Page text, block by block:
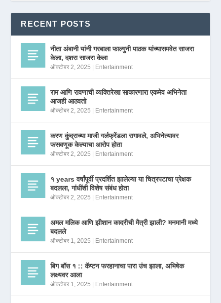
RECENT POSTS
नीता अंबानी यांनी गरबाला फाल्गुनी पाठक यांच्यासमवेत साजरा
केला, दशरा साजरा केला
ऑक्टोबर 2, 2025 | Entertainment
राम आणि रावणाची व्यक्तिरेखा साकारणारा एकमेव अभिनेता
आजही आठवतो
ऑक्टोबर 2, 2025 | Entertainment
करण कुंद्राच्या माजी गर्लफ्रेंडला रागावले, अभिनेत्यावर
फसवणूक केल्याचा आरोप होता
ऑक्टोबर 2, 2025 | Entertainment
१ years वर्षांपूर्वी प्रदर्शित झालेल्या या चित्रपटाचा प्रेक्षक
बदलला, गांधींशी विशेष संबंध होता
ऑक्टोबर 2, 2025 | Entertainment
अमल मलिक आणि झीशान कादरीची मैत्री झाली? मनमानी मध्ये
बदलले
ऑक्टोबर 1, 2025 | Entertainment
बिग बॉस १ :: कॅप्टन फरहानाचा पारा उंच झाला, अभिषेक
लक्ष्यवर आला
ऑक्टोबर 1, 2025 | Entertainment